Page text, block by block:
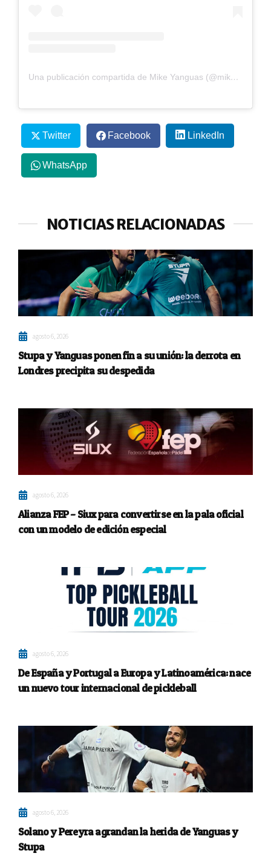
Una publicación compartida de Mike Yanguas (@mikeyanguas)
Twitter Facebook LinkedIn
WhatsApp
NOTICIAS RELACIONADAS
agosto 6, 2026
Stupa y Yanguas ponen fin a su unión: la derrota en
Londres precipita su despedida
agosto 6, 2026
Alianza FEP – Siux para convertirse en la pala oficial
con un modelo de edición especial
agosto 6, 2026
De España y Portugal a Europa y Latinoamérica: nace
un nuevo tour internacional de pickleball
agosto 6, 2026
Solano y Pereyra agrandan la herida de Yanguas y
Stupa